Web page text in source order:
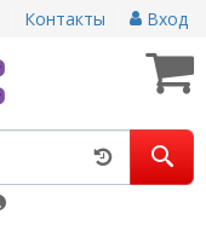
Контакты Вход